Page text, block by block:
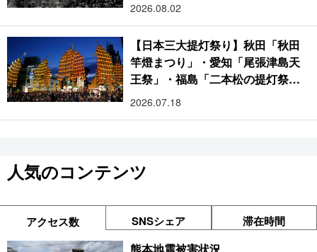
2026.08.02
【日本三大提灯祭り】秋田「秋田
竿燈まつり」・愛知「尾張津島天
王祭」・福島「二本松の提灯祭
り」:おびただしい灯火が夜空を照
2026.07.18
人気のコンテンツ
アクセス数 SNSシェア 滞在時間
熊本地震被害状況